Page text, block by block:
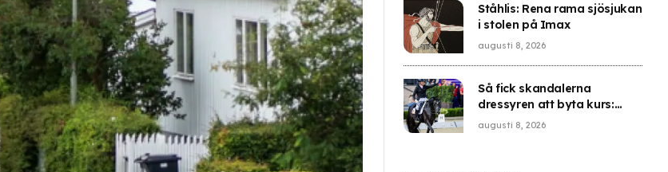
Ståhlis: Rena rama sjösjukan
i stolen på Imax
augusti 8, 2026
Så fick skandalerna
dressyren att byta kurs:
”Förändring var nödvändig”
augusti 8, 2026